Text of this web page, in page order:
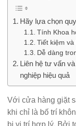
Hãy lựa chọn
Tính Khoa
Tiết kiệm và
Dễ dàng
Liên hệ tư vấn
nghiệp hiệu quả
Với cửa hàng giặt
khi chỉ là bố trí